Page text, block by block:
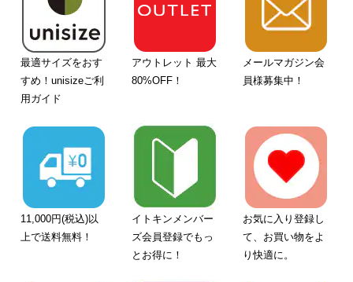
最適サイズをおす
すめ！unisizeご利
用ガイド
アウトレット 最大
80%OFF！
メールマガジン会
員様募集中！
11,000円(税込)以
上で送料無料！
イトキンメンバー
ズ会員登録でもっ
とお得に！
お気に入り登録し
て、お買い物をよ
り快適に。